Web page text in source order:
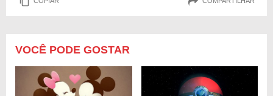
VOCÊ PODE GOSTAR